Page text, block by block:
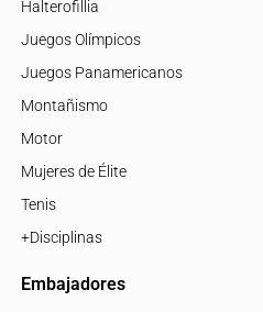
Halterofillia
Juegos Olímpicos
Juegos Panamericanos
Montañismo
Motor
Mujeres de Élite
Tenis
+Disciplinas
Embajadores